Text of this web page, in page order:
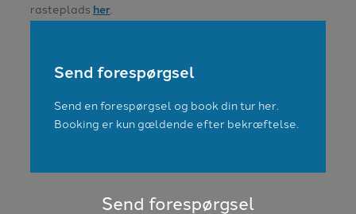
rasteplads her.
Send forespørgsel
Send en forespørgsel og book din tur her.
Booking er kun gældende efter bekræftelse.
Send forespørgsel